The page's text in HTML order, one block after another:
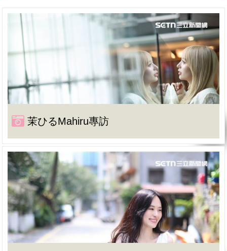
茉ひるMahiru專訪